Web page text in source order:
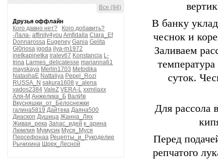
Все (94)
Друзья оффлайн
Кого давно нет?
Кого добавить?
-Лала- affinity4you Amfidalla Clara_Ef
Donnarossa Eugeney Gania Gelita
Gl0riosa igoda ilya-m1972
inetkapinetka iralev67 Konstancia L-
Irina Larmes_delicatesse marianna61
mayskaya Merlin1703 Metodika
NatashaE Nattaliya Pepel_Rozi
RUSSA_N sakura1608 v_alena
vados2384 ValeZ VERA-L xxmilaxx
Аля-М Анжелика_Б ВалИв
Вкусняшки_от_Белоснежки
галина5819 Дайтека Даяна500
Диаскоп Душица Жанна_Лях
Живая_река Запас_идей к_арина
Люмлия Мумусик Муся_Муся
Персефонаа Рецепты_и_Рукоделие
Рычихина Шрек_Лесной
В банку
чеснок и
Заливаем
суток.
Для рассола
Перед
репчатого